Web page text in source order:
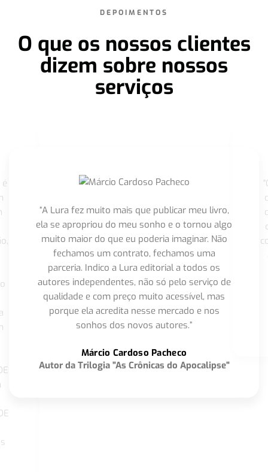
DEPOIMENTOS
O que os nossos clientes
dizem sobre nossos
serviços
“A Lura fez muito mais que publicar meu livro,
ela se apropriou do meu sonho e o tornou algo
muito maior do que eu poderia imaginar. Não
fechamos um contrato, fechamos uma
parceria. Indico a Lura editorial a todos os
autores independentes, não só pelo serviço de
qualidade e com preço muito acessível, mas
porque ela acredita nesse mercado e nos
sonhos dos novos autores.”
Márcio Cardoso Pacheco
Autor da Trilogia "As Crônicas do Apocalipse"